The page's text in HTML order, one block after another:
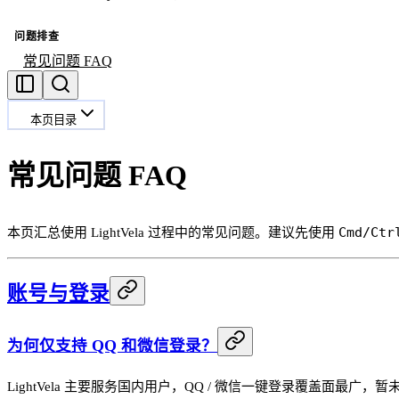
问题排查
常见问题 FAQ
本页目录
常见问题 FAQ
本页汇总使用 LightVela 过程中的常见问题。建议先使用 Cmd/
账号与登录
为何仅支持 QQ 和微信登录？
LightVela 主要服务国内用户，QQ / 微信一键登录覆盖面最广，暂